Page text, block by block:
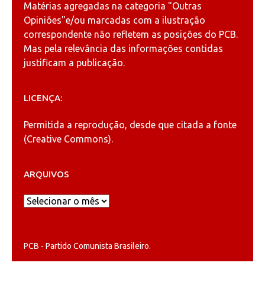
Matérias agregadas na categoria "Outras
Opiniões"e/ou marcadas com a ilustração
correspondente não refletem as posições do PCB.
Mas pela relevância das informações contidas
justificam a publicação.
LICENÇA:
Permitida a reprodução, desde que citada a fonte
(Creative Commons).
ARQUIVOS
Arquivos
PCB - Partido Comunista Brasileiro.